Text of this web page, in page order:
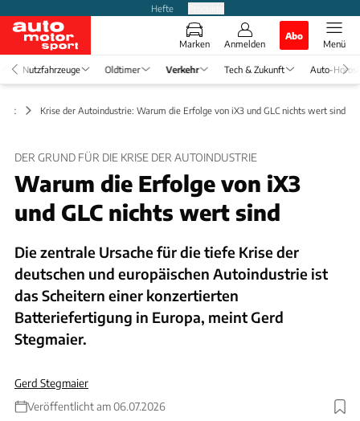
Hefte
Marken Anmelden
Abo
Menü
Nutzfahrzeuge Oldtimer Verkehr Tech & Zukunft Auto-
Krise der Autoindustrie: Warum die Erfolge von iX3 und GLC nichts wert sind
DER GRUND FÜR DIE KRISE DER AUTOINDUSTRIE
Warum die Erfolge von iX3
und GLC nichts wert sind
Die zentrale Ursache für die tiefe Krise der
deutschen und europäischen Autoindustrie ist
das Scheitern einer konzertierten
Batteriefertigung in Europa, meint Gerd
Stegmaier.
Gerd Stegmaier
Veröffentlicht am 06.07.2026
Foto: Marco Prosch